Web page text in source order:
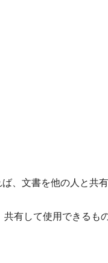
、文書を他の人と共有
有して使用できるも